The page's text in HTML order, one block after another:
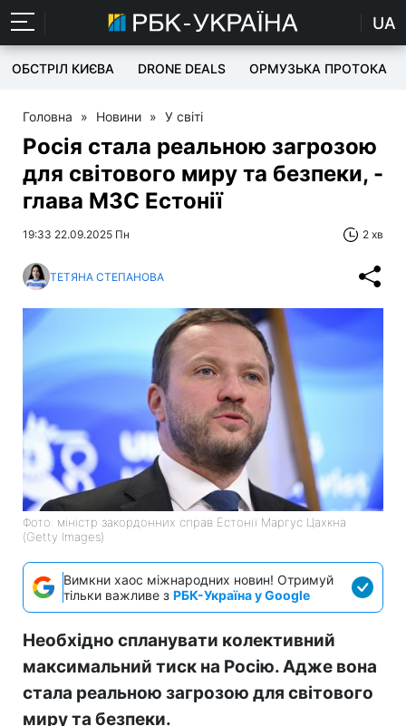
UA
ОБСТРІЛ КИЄВА DRONE DEALS ОРМУЗЬКА ПРОТОКА
Головна » Новини » У світі
Росія стала реальною загрозою
для світового миру та безпеки, -
глава МЗС Естонії
19:33 22.09.2025 Пн 2 хв
ТЕТЯНА СТЕПАНОВА
Фото: міністр закордонних справ Естонії Маргус Цахкна
(Getty Images)
Вимкни хаос міжнародних новин! Отримуй
тільки важливе з РБК-Україна у Google
Необхідно спланувати колективний
максимальний тиск на Росію. Адже вона
стала реальною загрозою для світового
миру та безпеки.